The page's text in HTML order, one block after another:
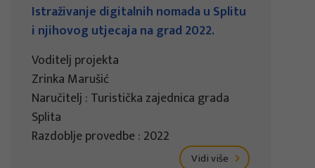
Istraživanje digitalnih nomada u Splitu
i njihovog utjecaja na grad 2022.
Voditelj projekta
Zrinka Marušić
Naručitelj : Turistička zajednica grada
Splita
Razdoblje provedbe : 2022
Vidi više